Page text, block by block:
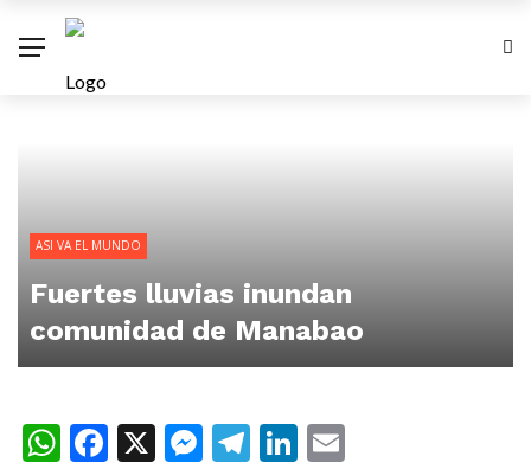
ASI VA EL MUNDO
Fuertes lluvias inundan
comunidad de Manabao
WhatsApp
Facebook
X Messenger
Telegram
LinkedIn